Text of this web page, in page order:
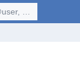
...